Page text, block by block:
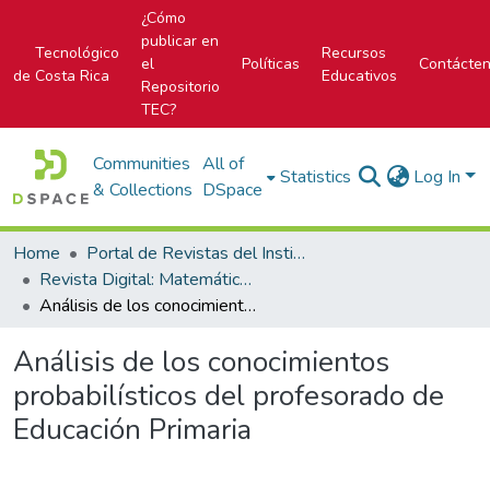
Tecnológico
de Costa Rica
¿Cómo
publicar en
el
Repositorio
TEC?
Políticas
Recursos
Educativos
Communities
& Collections
All of
DSpace
Statistics Log In
Home
Portal de Revistas del Instituto Tecnológico de Costa Rica
Revista Digital: Matemática, Educación e Internet
Análisis de los conocimientos probabilísticos del profesorado de Educación Primaria
Análisis de los conocimientos
probabilísticos del profesorado de
Educación Primaria